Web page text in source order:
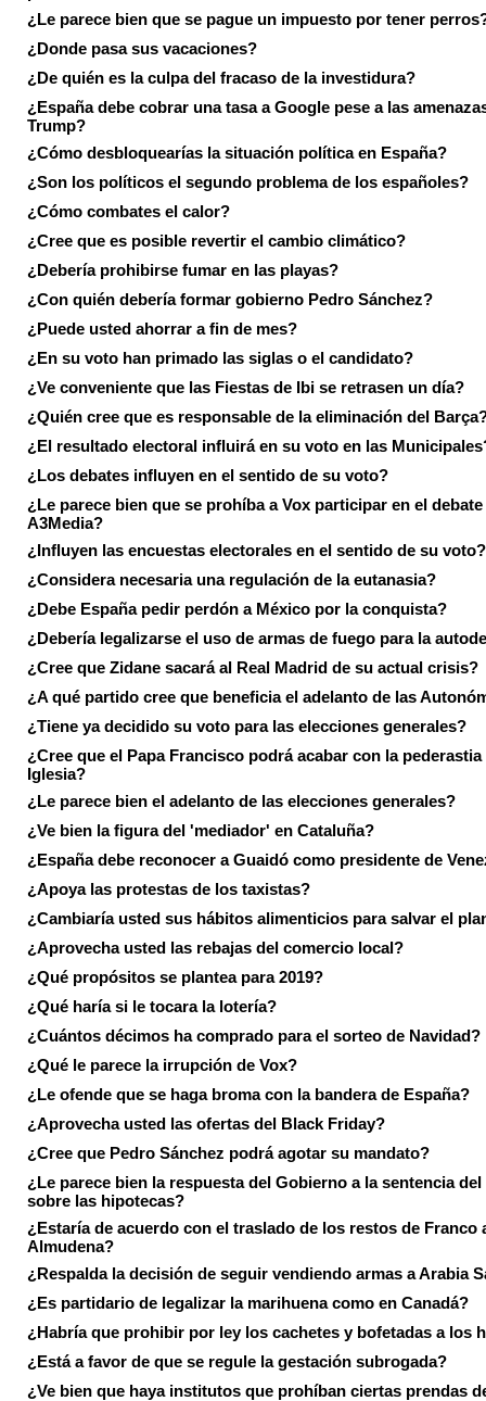
¿Le parece bien que se pague un impuesto por tener
¿Donde pasa sus vacaciones?
¿De quién es la culpa del fracaso de la investidura?
¿España debe cobrar una tasa a Google pese a las
Trump?
¿Cómo desbloquearías la situación política en España?
¿Son los políticos el segundo problema de los españoles?
¿Cómo combates el calor?
¿Cree que es posible revertir el cambio climático?
¿Debería prohibirse fumar en las playas?
¿Con quién debería formar gobierno Pedro Sánchez?
¿Puede usted ahorrar a fin de mes?
¿En su voto han primado las siglas o el candidato?
¿Ve conveniente que las Fiestas de Ibi se retrasen un día?
¿Quién cree que es responsable de la eliminación del
¿El resultado electoral influirá en su voto en las
¿Los debates influyen en el sentido de su voto?
¿Le parece bien que se prohíba a Vox participar en el debate
A3Media?
¿Influyen las encuestas electorales en el sentido de su voto?
¿Considera necesaria una regulación de la eutanasia?
¿Debe España pedir perdón a México por la conquista?
¿Debería legalizarse el uso de armas de fuego para la
¿Cree que Zidane sacará al Real Madrid de su actual crisis?
¿A qué partido cree que beneficia el adelanto de las
¿Tiene ya decidido su voto para las elecciones generales?
¿Cree que el Papa Francisco podrá acabar con la pederastia
Iglesia?
¿Le parece bien el adelanto de las elecciones generales?
¿Ve bien la figura del 'mediador' en Cataluña?
¿España debe reconocer a Guaidó como presidente de
¿Apoya las protestas de los taxistas?
¿Cambiaría usted sus hábitos alimenticios para salvar el
¿Aprovecha usted las rebajas del comercio local?
¿Qué propósitos se plantea para 2019?
¿Qué haría si le tocara la lotería?
¿Cuántos décimos ha comprado para el sorteo de Navidad?
¿Qué le parece la irrupción de Vox?
¿Le ofende que se haga broma con la bandera de España?
¿Aprovecha usted las ofertas del Black Friday?
¿Cree que Pedro Sánchez podrá agotar su mandato?
¿Le parece bien la respuesta del Gobierno a la sentencia
sobre las hipotecas?
¿Estaría de acuerdo con el traslado de los restos de Franco
Almudena?
¿Respalda la decisión de seguir vendiendo armas a Arabia
¿Es partidario de legalizar la marihuena como en Canadá?
¿Habría que prohibir por ley los cachetes y bofetadas a los
¿Está a favor de que se regule la gestación subrogada?
¿Ve bien que haya institutos que prohíban ciertas prendas